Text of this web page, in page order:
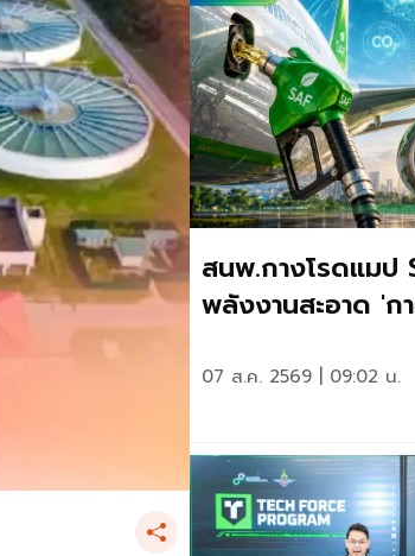
สนพ.กางโรดแมป
พลังงานสะอาด 'ก
07 ส.ค. 2569 | 09:02 น.